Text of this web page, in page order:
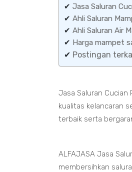
✔ Jasa Saluran
✔ Ahli Saluran
✔ Ahli Saluran Air
✔ Harga mampet
✔ Postingan
Jasa Saluran Cucian
kualitas kelancaran
terbaik serta
ALFAJASA Jasa
membersihkan